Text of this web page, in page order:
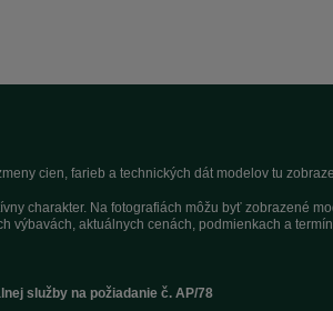
cien, farieb a technických dát modelov tu
charakter. Na fotografiách môžu byť zobrazené
výbavách, aktuálnych cenách, podmienkach a
služby na požiadanie č. AP/78